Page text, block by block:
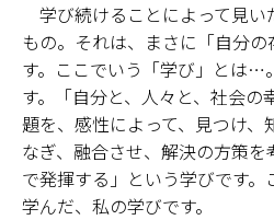
学び続けることによって見い
もの。それは、まさに「自分
す。ここでいう「学び」とは…
す。「自分と、人々と、社会の
題を、感性によって、見つけ、
なぎ、融合させ、解決の方策
で発揮する」という学びです
学んだ、私の学びです。